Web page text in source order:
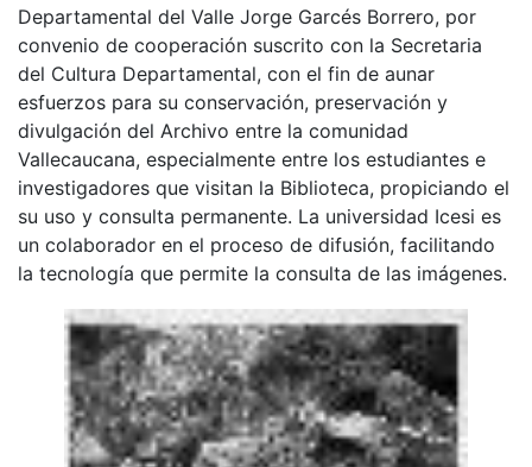
Departamental del Valle Jorge Garcés Borrero, por
convenio de cooperación suscrito con la Secretaria
del Cultura Departamental, con el fin de aunar
esfuerzos para su conservación, preservación y
divulgación del Archivo entre la comunidad
Vallecaucana, especialmente entre los estudiantes e
investigadores que visitan la Biblioteca, propiciando el
su uso y consulta permanente. La universidad Icesi es
un colaborador en el proceso de difusión, facilitando
la tecnología que permite la consulta de las imágenes.